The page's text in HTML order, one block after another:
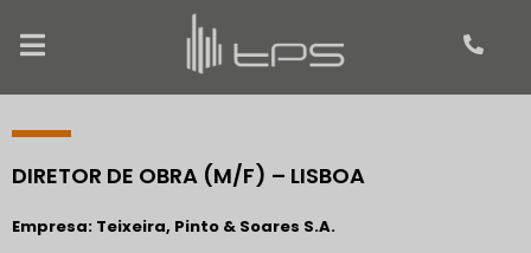
DIRETOR DE OBRA (M/F) – LISBOA
Empresa: Teixeira, Pinto & Soares S.A.